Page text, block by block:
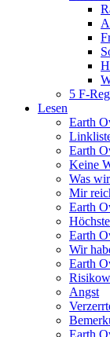
5 F-
Lesen
Earth
Earth
Keine
Was
Mir
Earth
Earth
Wir
Earth
Angst
Earth